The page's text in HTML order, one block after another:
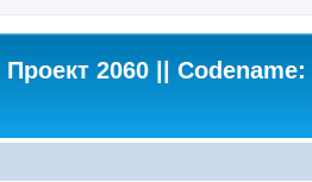
2060 || Codename: